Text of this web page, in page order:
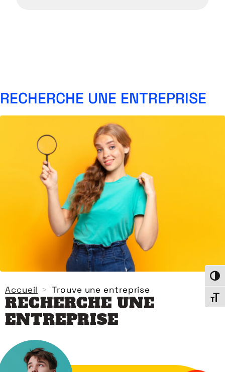
RECHERCHE UNE ENTREPRISE
Accueil Trouve une entreprise
RECHERCHE UNE
ENTREPRISE